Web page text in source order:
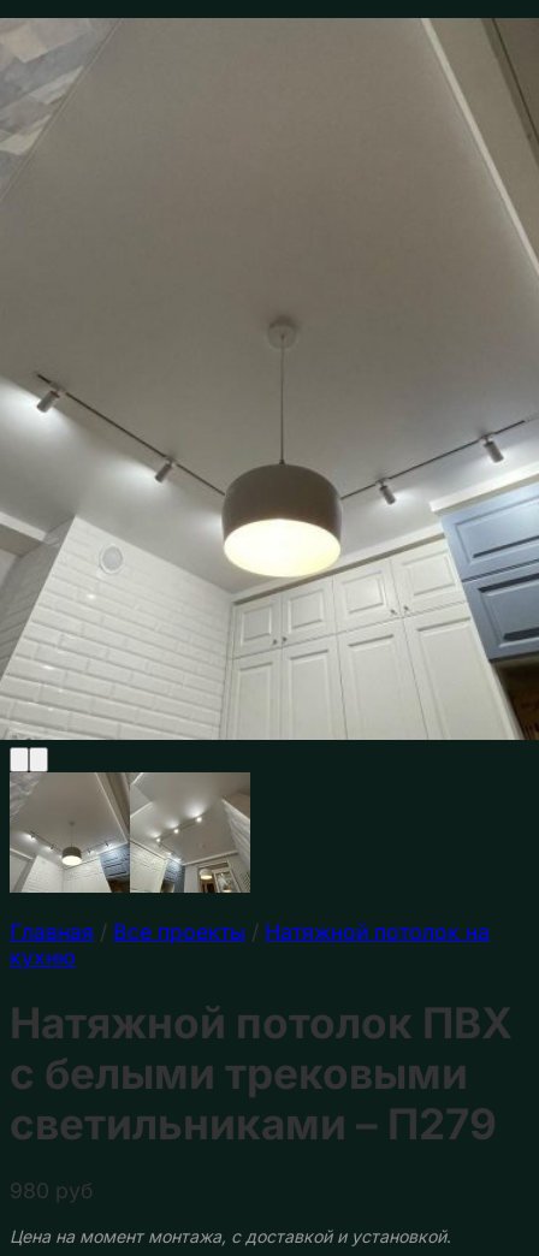
Главная / Все проекты / Натяжной потолок на
кухню
Натяжной потолок ПВХ
с белыми трековыми
светильниками – П279
980 руб
Цена на момент монтажа, с доставкой и установкой.